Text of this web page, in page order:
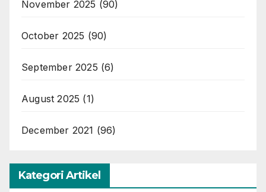
November 2025 (90)
October 2025 (90)
September 2025 (6)
August 2025 (1)
December 2021 (96)
Kategori Artikel